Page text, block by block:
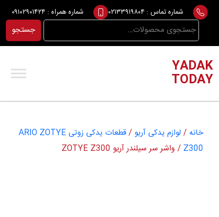
Skip
content
شماره تماس : ۰۲۱۳۳۹۱۹۸۰۴ شماره همراه : ۰۹۱۰۲۹۰۱۴۲۴
جستجو
برای:
جستجو
YADAK
TODAY
خانه / لوازم یدکی آریو /
قطعات یدکی زوتی ARIO ZOTYE
Z300 / واشر سر سیلندر آریو ZOTYE Z300